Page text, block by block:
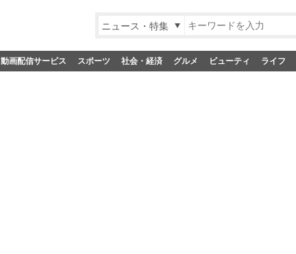
ニュース・特集
動画配信サービス スポーツ 社会・経済 グルメ ビューティ ライフ